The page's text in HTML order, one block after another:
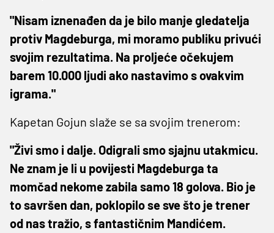
"Nisam iznenađen da je bilo manje gledatelja
protiv Magdeburga, mi moramo publiku privući
svojim rezultatima. Na proljeće očekujem
barem 10.000 ljudi ako nastavimo s ovakvim
igrama."
Kapetan Gojun slaže se sa svojim trenerom:
"Živi smo i dalje. Odigrali smo sjajnu utakmicu.
Ne znam je li u povijesti Magdeburga ta
momčad nekome zabila samo 18 golova. Bio je
to savršen dan, poklopilo se sve što je trener
od nas tražio, s fantastičnim Mandićem.